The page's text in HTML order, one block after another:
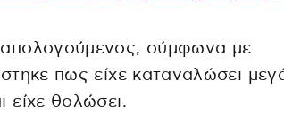
σύμφωνα με
πως είχε καταναλώσει
είχε θολώσει.